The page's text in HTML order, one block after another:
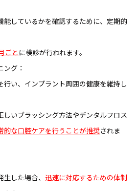
能しているかを確認するために、定期的
ごと に検診が行われます。
グ：
行い、インプラント周囲の健康を維持し
しいブラッシング方法やデンタルフロス
的な口腔ケアを行うことが推奨されま
した場合、 迅速に対応するための体制